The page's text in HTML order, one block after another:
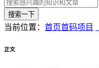
搜索一下
当前位置： 首页首码项目
正文